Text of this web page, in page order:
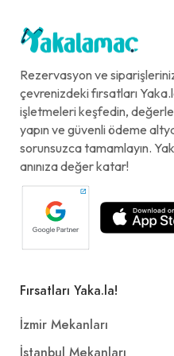
Rezervasyon ve
çevrenizdeki fırsatları
işletmeleri keşfedin,
yapın ve güvenli ödeme
sorunsuzca tamamlayın.
anınıza değer katar!
Fırsatları Yaka.la!
İzmir Mekanları